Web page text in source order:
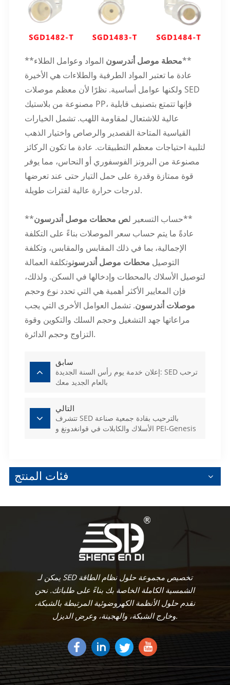
** محطة موصل أندرسونالمواد وعوامل الطلاء**
عادة ما تعتبر المواد الطرفية والطلاءات هي الأخيرة
ولكنها عوامل أساسية. نظرًا لأن معظم موصلات SED
مصنوعة من بلاستيك PP، فإنها تتمتع بتصنيف قابلية
عالية للاشتعال لمقاومة اللهب. تشمل الخيارات
القياسية المتاحة القصدير والرصاص واختيار الذهب
لتلبية احتياجات معظم التطبيقات. عادة ما تكون الركائز
مصنوعة من البرونز الفوسفوري أو النحاس، مما يوفر
قوة ممتازة وقدرة على حمل التيار حتى عند تعرضها
لدرجات حرارة عالية لفترات طويلة.
**حساب التسعير لص محطات موصل أندرسون
**
عادةً ما يتم حساب سعر الموصلات بناءً على التكلفة
الإجمالية، بما في ذلك المقابس والمقابس، وتكلفة
التوصيل محطات موصل أندرسونوتكلفة العمالة
لتوصيل الأسلاك بالمحطات وإدخالها في السكن. ولذلك،
فإن المعايير الأكثر أهمية هي التي تحدد نوع وحجم
موصلات أندرسون. تشمل العوامل الأخرى التي يجب
مراعاتها جهد التشغيل وحجم السلك والتكوين وقوة
التزاوج وحجم الدائرة.
سابق
إعلان خدمة يوم رأس السنة الجديدة: SED ترحب
بالعام الجديد معك
التالي
تتشرف SED بالترحيب بقادة جمعية صناعة
الأسلاك والكابلات في قوانغدونغ و PEI-Genesis
فئات المنتج
يمكن لـ SED تخصيص مجموعة حلول نظام الطاقة
الشمسية الكاملة الخاصة بك بناءً على طلباتك. نحن
نقدم حلول الأنظمة الكهروضوئية المرتبطة بالشبكة،
وخارج الشبكة، والهجينة، وعرض الديزل.